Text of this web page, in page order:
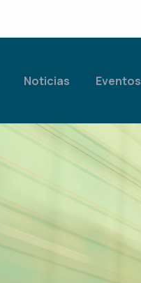
Noticias Eventos